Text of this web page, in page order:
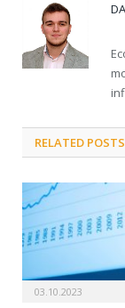
RELATED POSTS
03.10.2023